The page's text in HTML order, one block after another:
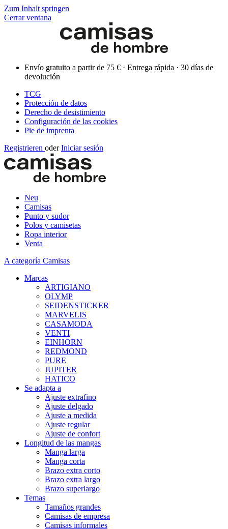
Zum Inhalt springen
Cerrar ventana
Envío gratuito a partir de 75 € · Entrega rápida · 30 días de
devolución
TCG
Protección de datos
Derecho de desistimiento
Configuración de las cookies
Pie de imprenta
Registrieren oder Iniciar sesión
Neu
Camisas
Punto y sudor
Polos y camisetas
Ropa interior
Venta
A categoría Camisas
Marcas
ARTIGIANO
OLYMP
SEIDENSTICKER
MARVELIS
CASAMODA
VENTI
EINHORN
REDMOND
PURE
JUPITER
HATICO
Se adapta a
Ajuste extrafino
Ajuste delgado
Ajuste a medida
Ajuste regular
Ajuste de confort
Longitud de las mangas
Manga larga
Manga corta
Brazo extra corto
Brazo extra largo
Brazo superlargo
Temas
Tamaños grandes
Camisas de empresa
Camisas informales